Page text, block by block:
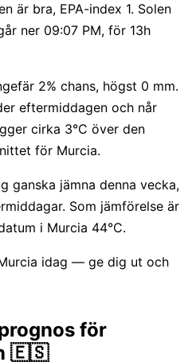
är bra, EPA-index 1. Solen
ner 09:07 PM, för 13h
2% chans, högst 0 mm.
eftermiddagen och når
cirka 3°C över den
för Murcia.
ganska jämna denna vecka,
Som jämförelse är
i Murcia 44°C.
idag — ge dig ut och
för
🇪🇸